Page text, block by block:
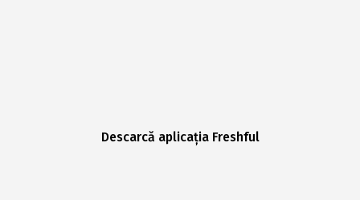
Descarcă aplicația Freshful